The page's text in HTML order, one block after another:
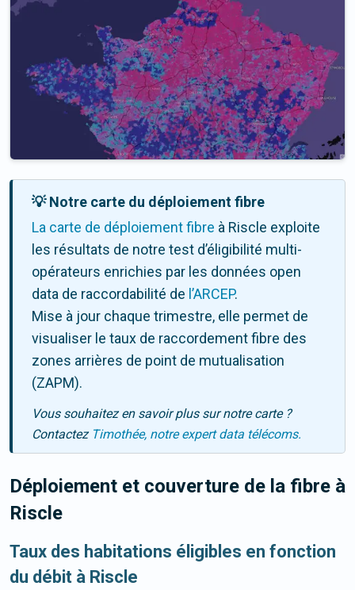
💡 Notre carte du déploiement fibre
La carte de déploiement fibre à Riscle exploite
les résultats de notre test d’éligibilité multi-
opérateurs enrichies par les données open
data de raccordabilité de l’ARCEP.
Mise à jour chaque trimestre, elle permet de
visualiser le taux de raccordement fibre des
zones arrières de point de mutualisation
(ZAPM).
Vous souhaitez en savoir plus sur notre carte ?
Contactez Timothée, notre expert data télécoms.
Déploiement et couverture de la fibre à
Riscle
Taux des habitations éligibles en fonction
du débit à Riscle